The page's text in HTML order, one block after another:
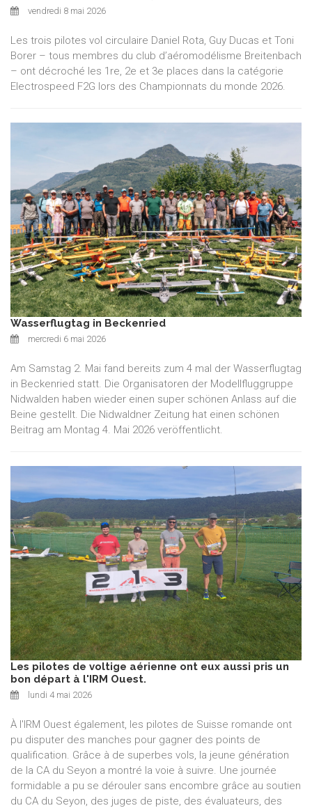
vendredi 8 mai 2026
Les trois pilotes vol circulaire Daniel Rota, Guy Ducas et Toni
Borer – tous membres du club d’aéromodélisme Breitenbach
– ont décroché les 1re, 2e et 3e places dans la catégorie
Electrospeed F2G lors des Championnats du monde 2026.
Wasserflugtag in Beckenried
mercredi 6 mai 2026
Am Samstag 2. Mai fand bereits zum 4 mal der Wasserflugtag
in Beckenried statt. Die Organisatoren der Modellfluggruppe
Nidwalden haben wieder einen super schönen Anlass auf die
Beine gestellt. Die Nidwaldner Zeitung hat einen schönen
Beitrag am Montag 4. Mai 2026 veröffentlicht.
Les pilotes de voltige aérienne ont eux aussi pris un
bon départ à l'IRM Ouest.
lundi 4 mai 2026
À l'IRM Ouest également, les pilotes de Suisse romande ont
pu disputer des manches pour gagner des points de
qualification. Grâce à de superbes vols, la jeune génération
de la CA du Seyon a montré la voie à suivre. Une journée
formidable a pu se dérouler sans encombre grâce au soutien
du CA du Seyon, des juges de piste, des évaluateurs, des